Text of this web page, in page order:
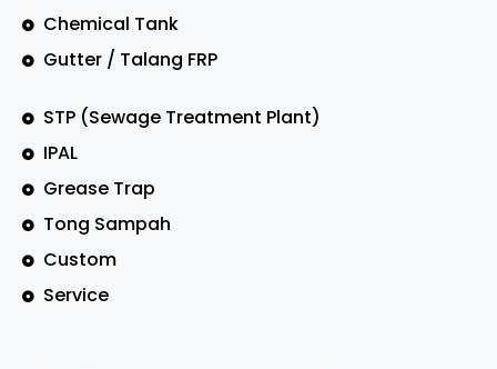
Chemical Tank
Gutter / Talang FRP
STP (Sewage Treatment Plant)
IPAL
Grease Trap
Tong Sampah
Custom
Service